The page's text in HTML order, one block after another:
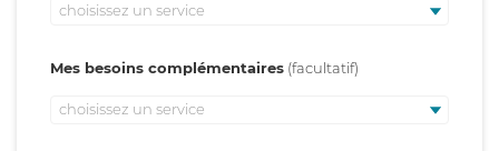
choisissez un service
Mes besoins complémentaires
choisissez un service